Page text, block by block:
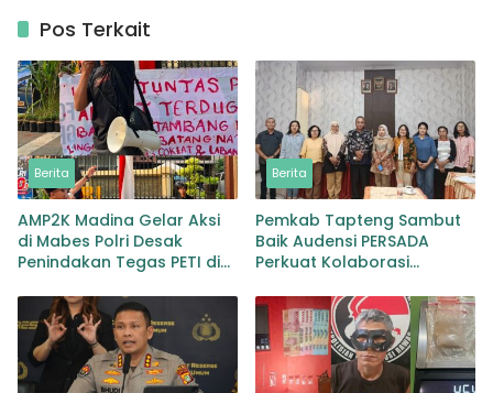
Pos Terkait
Berita
AMP2K Madina Gelar Aksi
di Mabes Polri Desak
Penindakan Tegas PETI di
Natal
Berita
Pemkab Tapteng Sambut
Baik Audensi PERSADA
Perkuat Kolaborasi
dan Pebgaruutamaan
Inklusi